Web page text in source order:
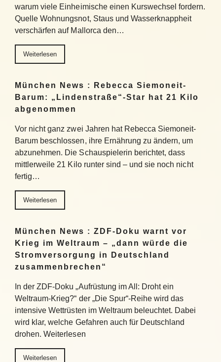
warum viele Einheimische einen Kurswechsel fordern.
Quelle Wohnungsnot, Staus und Wasserknappheit
verschärfen auf Mallorca den…
Weiterlesen
München News : Rebecca Siemoneit-
Barum: „Lindenstraße“-Star hat 21 Kilo
abgenommen
Vor nicht ganz zwei Jahren hat Rebecca Siemoneit-
Barum beschlossen, ihre Ernährung zu ändern, um
abzunehmen. Die Schauspielerin berichtet, dass
mittlerweile 21 Kilo runter sind – und sie noch nicht
fertig…
Weiterlesen
München News : ZDF-Doku warnt vor
Krieg im Weltraum – „dann würde die
Stromversorgung in Deutschland
zusammenbrechen“
In der ZDF-Doku „Aufrüstung im All: Droht ein
Weltraum-Krieg?“ der „Die Spur“-Reihe wird das
intensive Wettrüsten im Weltraum beleuchtet. Dabei
wird klar, welche Gefahren auch für Deutschland
drohen. Weiterlesen
Weiterlesen